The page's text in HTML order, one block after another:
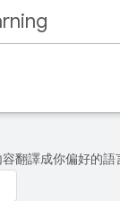
翻譯成你偏好的語